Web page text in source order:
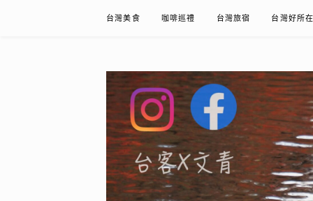
台灣美食 咖啡巡禮 台灣旅宿 台灣好所